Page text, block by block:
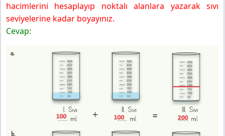
hacimlerini hesaplayıp noktalı alanlara yazarak sıvı
seviyelerine kadar boyayınız.
Cevap: